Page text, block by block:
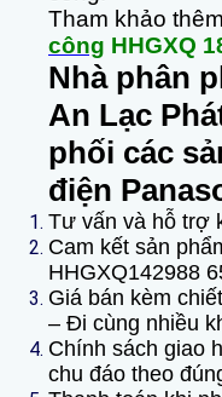
Tham khảo
công HHGXQ
Nhà phân
An Lạc
phối các
điện
Tư vấn và hỗ trợ
Cam kết sản
HHGXQ142988
Giá bán kèm
– Đi cùng nhiều
Chính sách giao
chu đáo theo